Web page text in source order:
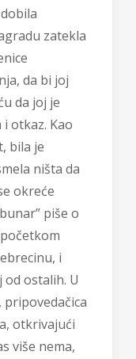
zatekla
da bi joj
da joj je
otkaz. Kao
bila je
ništa da
okreće
piše o
i
ostalih. U
otkrivajući
više nema,